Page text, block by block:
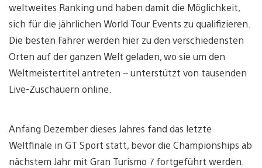
weltweites Ranking und haben damit die Möglichkeit,
sich für die jährlichen World Tour Events zu qualifizieren.
Die besten Fahrer werden hier zu den verschiedensten
Orten auf der ganzen Welt geladen, wo sie um den
Weltmeistertitel antreten – unterstützt von tausenden
Live-Zuschauern online.
Anfang Dezember dieses Jahres fand das letzte
Weltfinale in GT Sport statt, bevor die Championships ab
nächstem Jahr mit Gran Turismo 7 fortgeführt werden.